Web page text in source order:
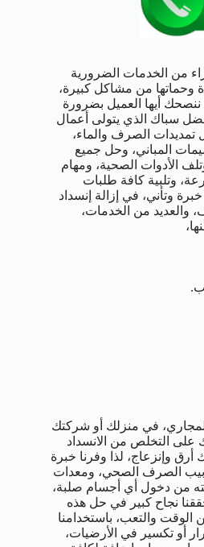
من الخدمات الضرورية
وحماتها من مشاكل كبيرة،
ننصحك أيها العميل بضرورة
أفضل سباك الذي يتولى أعمال
تمديدات الصرف والماء،
المباني، وحل جميع
الأدوات الصحية، ومهام
وتلبية كافة طلبات
خبرة وتأني، في إزالة إنسداد
والعديد من الخدمات،
في منزلك أو شركتك
على التخلص من الانسداد
وإنزعاج، لذا وفرنا خبرة
الصرف الصحي، ومعدات
من دخول أي أجسام صلبة،
نجاح كبير في حل هذه
الوقت والتعب، باستخدامنا
أو تكسير في الأرضيات،